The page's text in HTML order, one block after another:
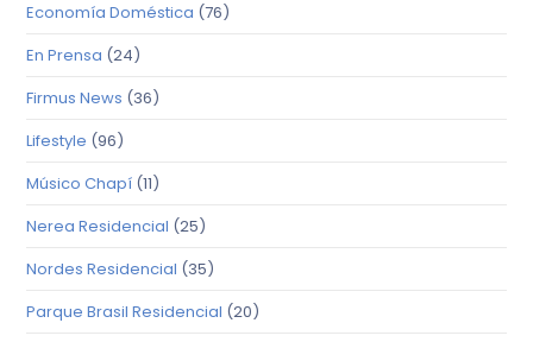
Economía Doméstica (76)
En Prensa (24)
Firmus News (36)
Lifestyle (96)
Músico Chapí (11)
Nerea Residencial (25)
Nordes Residencial (35)
Parque Brasil Residencial (20)